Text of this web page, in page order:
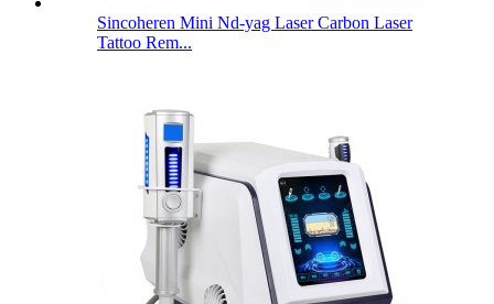
Sincoheren Mini Nd-yag Laser Carbon Laser
Tattoo Rem...